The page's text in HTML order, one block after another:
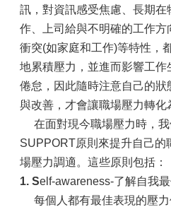
訊，對資訊感受焦慮、長期在
作、上司給與不明確的工作
衝突(如家庭和工作)等特性，
地累積壓力，並進而影響工
倦怠，因此隨時注意自己的
與改善，才會讓職場壓力轉化
在面對現今職場壓力時，
SUPPORT原則來提升自己的
場壓力調適。這些原則包括：
1. Self-awareness-了解自我
每個人都有最佳表現的壓